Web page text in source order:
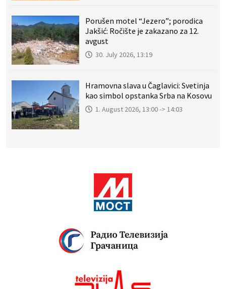
Porušen motel “Jezero”; porodica
Jakšić: Ročište je zakazano za 12.
avgust
30. July 2026, 13:19
Hramovna slava u Čaglavici: Svetinja
kao simbol opstanka Srba na Kosovu
1. August 2026, 13:00 -> 14:03